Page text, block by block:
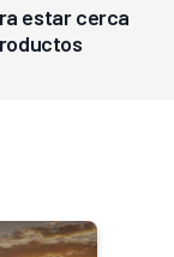
estar cerca